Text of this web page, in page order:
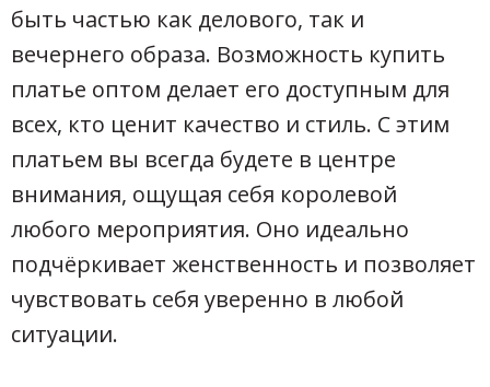
быть частью как делового, так и
вечернего образа. Возможность купить
платье оптом делает его доступным для
всех, кто ценит качество и стиль. С этим
платьем вы всегда будете в центре
внимания, ощущая себя королевой
любого мероприятия. Оно идеально
подчёркивает женственность и позволяет
чувствовать себя уверенно в любой
ситуации.